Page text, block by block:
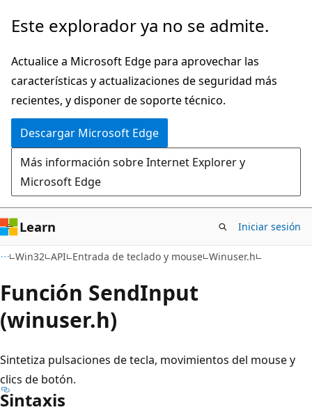
Ir
contenido
principal
Este explorador ya no se admite.
Actualice a Microsoft Edge para aprovechar las
características y actualizaciones de seguridad más
recientes, y disponer de soporte técnico.
Descargar Microsoft Edge
Más información sobre Internet Explorer y
Microsoft Edge
Learn Iniciar sesión
Win32 API Entrada de teclado y mouse Winuser.h
Función SendInput
(winuser.h)
Sintetiza pulsaciones de tecla, movimientos del mouse y
clics de botón.
Sintaxis